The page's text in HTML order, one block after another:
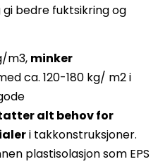
bedre fuktsikring og
m3, minker
ca. 120-180 kg/ m2 i
alt behov for
i takkonstruksjoner.
plastisolasjon som EPS